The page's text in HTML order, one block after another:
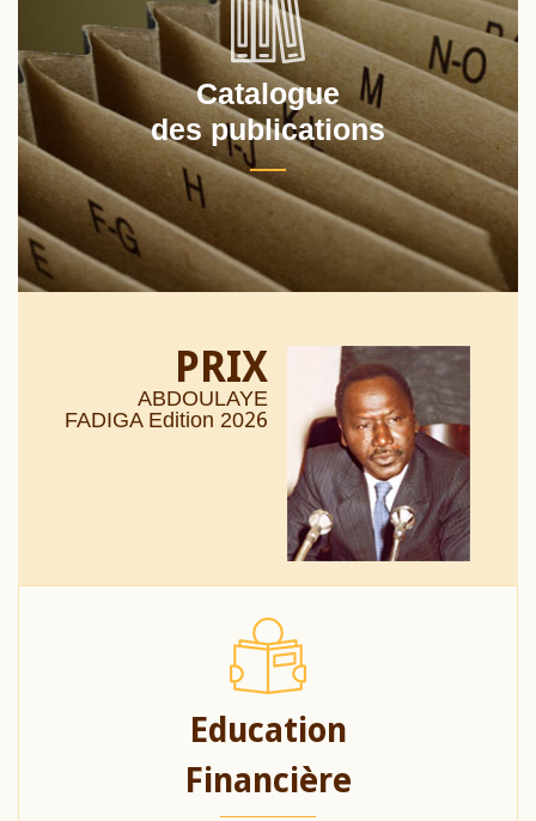
Catalogue
des publications
PRIX
ABDOULAYE
FADIGA Edition 2026
Education
Financière